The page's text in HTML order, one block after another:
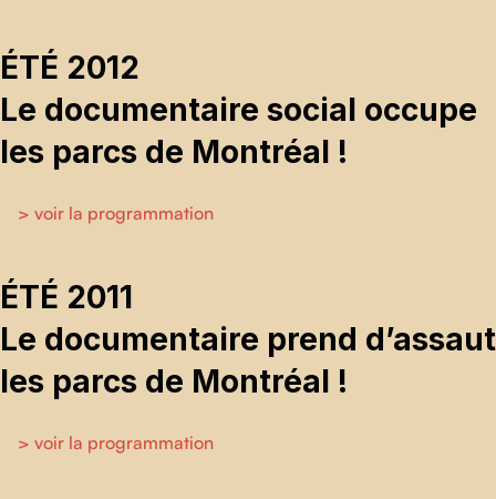
ÉTÉ 2012
Le documentaire social occupe
les parcs de Montréal !
> voir la programmation
ÉTÉ 2011
Le documentaire prend d’assaut
les parcs de Montréal !
> voir la programmation